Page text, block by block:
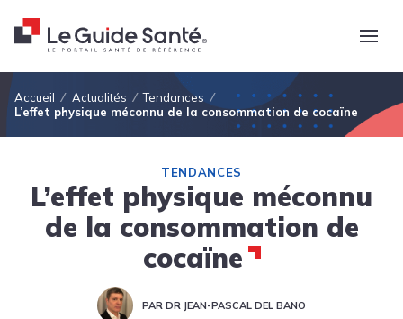
Fil d'Ariane
Accueil Actualités
Tendances
L’effet physique méconnu de la consommation de cocaïne
TENDANCES
L’effet physique méconnu
de la consommation de
cocaïne
PAR DR JEAN-PASCAL DEL BANO